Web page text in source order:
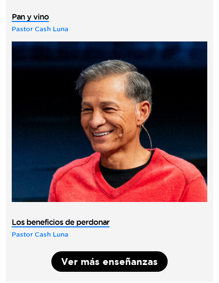
Pan y vino
Pastor Cash Luna
Los beneficios de perdonar
Pastor Cash Luna
Ver más enseñanzas